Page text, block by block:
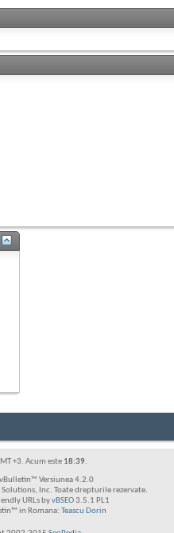
+3. Acum este 18:39.
Versiunea 4.2.0
Inc. Toate drepturile rezervate.
URLs byvBSEO3.5.1 PL1
in Romana: Teascu Dorin